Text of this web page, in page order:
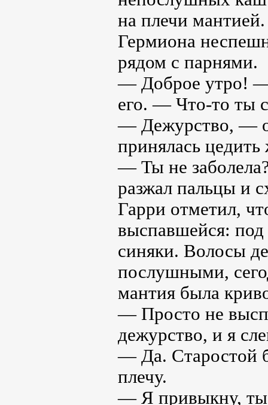
на плечи мантией.
Гермиона
рядом с парнями.
— Доброе утро! —
его. — Что-то ты
— Дежурство, —
принялась цедить
— Ты не
разжал пальцы и
Гарри отметил,
выспавшейся: под
синяки. Волосы
послушными,
мантия была
— Просто не
дежурство, и я
— Да. Старостой
плечу.
— Я привыкну, ты